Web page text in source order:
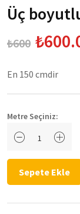
Üç
₺600
En 150 cmdir
Metre Seçiniz:
Sepete Ekle